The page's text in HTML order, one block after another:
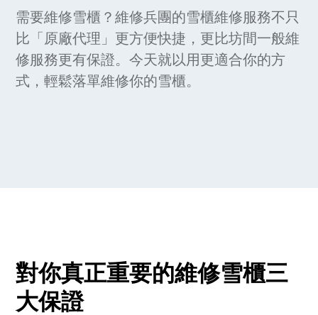
需要維修雪櫃？維修兵團的雪櫃維修服務不只
比「原廠代理」更方便快捷，更比坊間一般維
修服務更有保證。今天就以用更適合你的方
式，輕鬆落單維修你的雪櫃。
對你真正重要的維修雪櫃三
大保證